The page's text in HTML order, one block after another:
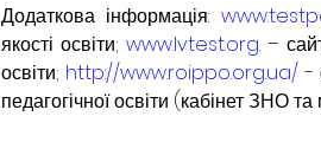
Додаткова інформація:
якості освіти; www.lvtest.org. –
освіти; http://www.roippo.org.ua/ -
педагогічної освіти (кабінет ЗНО та